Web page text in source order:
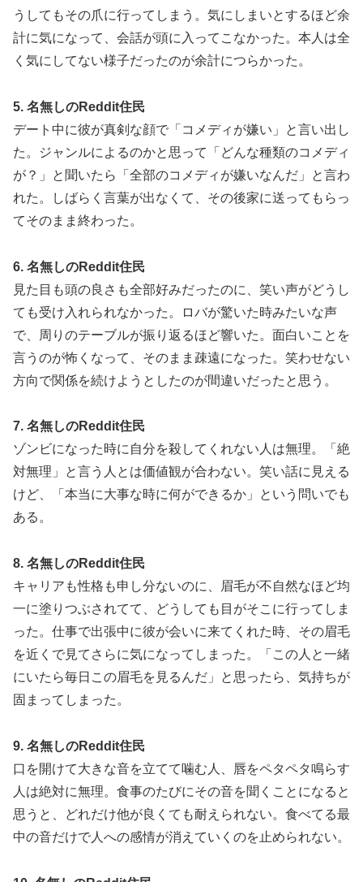
うしてもその爪に行ってしまう。気にしまいとするほど余
計に気になって、会話が頭に入ってこなかった。本人は全
く気にしてない様子だったのが余計につらかった。
5. 名無しのReddit住民
デート中に彼が真剣な顔で「コメディが嫌い」と言い出し
た。ジャンルによるのかと思って「どんな種類のコメディ
が？」と聞いたら「全部のコメディが嫌いなんだ」と言わ
れた。しばらく言葉が出なくて、その後家に送ってもらっ
てそのまま終わった。
6. 名無しのReddit住民
見た目も頭の良さも全部好みだったのに、笑い声がどうし
ても受け入れられなかった。ロバが驚いた時みたいな声
で、周りのテーブルが振り返るほど響いた。面白いことを
言うのが怖くなって、そのまま疎遠になった。笑わせない
方向で関係を続けようとしたのが間違いだったと思う。
7. 名無しのReddit住民
ゾンビになった時に自分を殺してくれない人は無理。「絶
対無理」と言う人とは価値観が合わない。笑い話に見える
けど、「本当に大事な時に何ができるか」という問いでも
ある。
8. 名無しのReddit住民
キャリアも性格も申し分ないのに、眉毛が不自然なほど均
一に塗りつぶされてて、どうしても目がそこに行ってしま
った。仕事で出張中に彼が会いに来てくれた時、その眉毛
を近くで見てさらに気になってしまった。「この人と一緒
にいたら毎日この眉毛を見るんだ」と思ったら、気持ちが
固まってしまった。
9. 名無しのReddit住民
口を開けて大きな音を立てて噛む人、唇をペタペタ鳴らす
人は絶対に無理。食事のたびにその音を聞くことになると
思うと、どれだけ他が良くても耐えられない。食べてる最
中の音だけで人への感情が消えていくのを止められない。